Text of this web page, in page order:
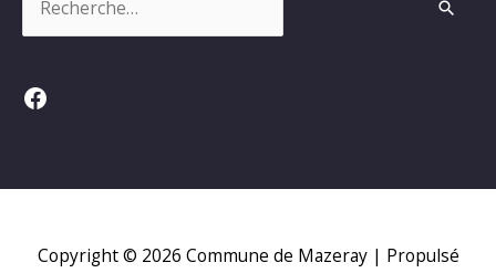
Facebook
Copyright © 2026 Commune de Mazeray| Propulsé